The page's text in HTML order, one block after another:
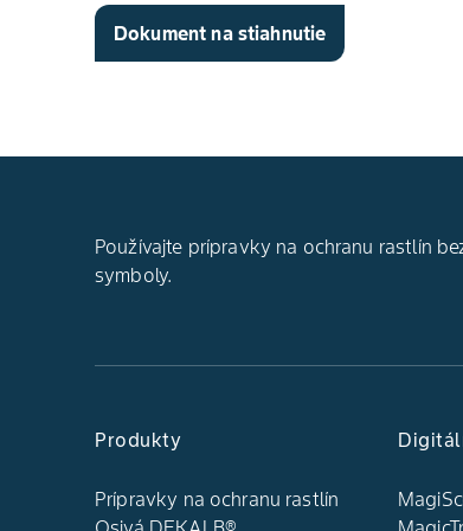
Dokument na stiahnutie
Používajte prípravky na ochranu rastlín
symboly.
Produkty
Prípravky na ochranu rastlín